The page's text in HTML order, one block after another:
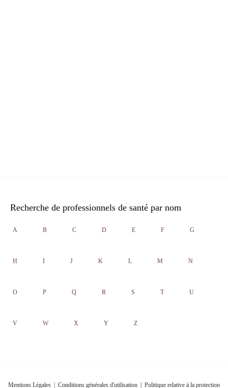
Recherche de professionnels de santé par nom
A B C D E F G
H I J K L M N
O P Q R S T U
V W X Y Z
Mentions Légales Conditions générales d'utilisation Politique relative à la protection